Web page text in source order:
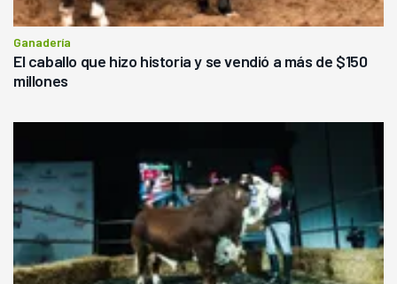
Ganadería
El caballo que hizo historia y se vendió a más de $150
millones